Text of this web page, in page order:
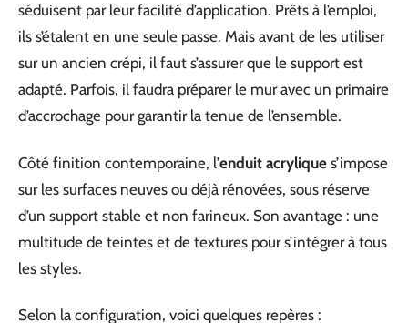
séduisent par leur facilité d’application. Prêts à l’emploi,
ils s’étalent en une seule passe. Mais avant de les utiliser
sur un ancien crépi, il faut s’assurer que le support est
adapté. Parfois, il faudra préparer le mur avec un primaire
d’accrochage pour garantir la tenue de l’ensemble.
Côté finition contemporaine, l’enduit acrylique s’impose
sur les surfaces neuves ou déjà rénovées, sous réserve
d’un support stable et non farineux. Son avantage : une
multitude de teintes et de textures pour s’intégrer à tous
les styles.
Selon la configuration, voici quelques repères :